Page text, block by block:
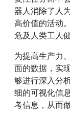
器人消除了人
高价值的活动
危及人类工人
为提高生产力
面的数据，实
够进行深入分
细的可视化信
考信息，从而